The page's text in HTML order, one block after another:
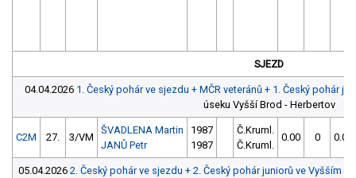
SJEZD
04.04.2026 1. Český pohár ve sjezdu + MČR veteránů + 1. Český pohár
úseku Vyšší Brod - Herbertov
C2M 27. 3/VM
ŠVADLENA Martin
JANŮ Petr
1987
1987
Č.Kruml.
Č.Kruml.
0.00 0 0.00
05.04.2026 2. Český pohár ve sjezdu + 2. Český pohár juniorů ve Vyšším